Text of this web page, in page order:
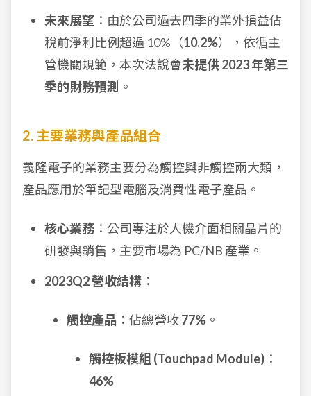
未來展望 ：由於公司過去四季的業外損益佔
稅前淨利比例超過 10%（10.2%），依循主
管機關規範，本次法說會未提供 2023 年第三
季的財務預測 。
2. 主要業務與產品組合
義隆電子的業務主要分為觸控與非觸控兩大類，
產品應用於筆記型電腦及消費性電子產品。
核心業務 ：公司專注於人機介面相關晶片的
研發與銷售，主要市場為 PC/NB 產業。
2023Q2 營收結構 ：
觸控產品 ：佔總營收77% 。
觸控板模組 (Touchpad Module) ：
46%